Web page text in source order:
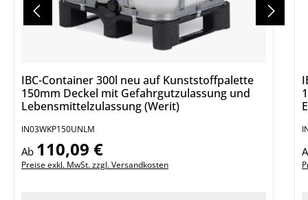
IBC-Container 300l neu auf Kunststoffpalette
150mm Deckel mit Gefahrgutzulassung und
Lebensmittelzulassung (Werit)
IN03WKP150UNLM
Regulärer Preis:
Ab 110,09 €
Preise exkl. MwSt. zzgl. Versandkosten